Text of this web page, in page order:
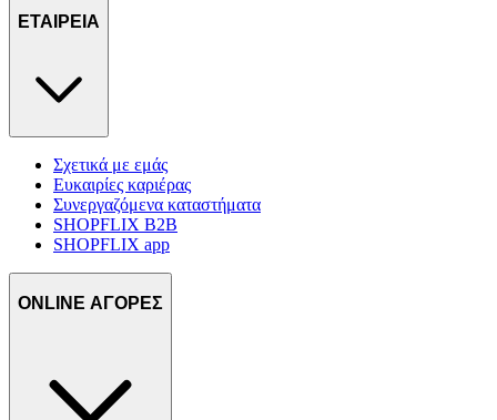
ΕΤΑΙΡΕΙΑ
Σχετικά με εμάς
Ευκαιρίες καριέρας
Συνεργαζόμενα καταστήματα
SHOPFLIX B2B
SHOPFLIX app
ONLINE ΑΓΟΡΕΣ